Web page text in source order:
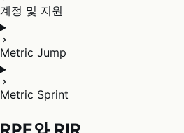
계정 및 지원
Metric Jump
Metric Sprint